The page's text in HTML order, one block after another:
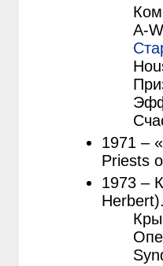
A-
1971 –
Priests
1973 –